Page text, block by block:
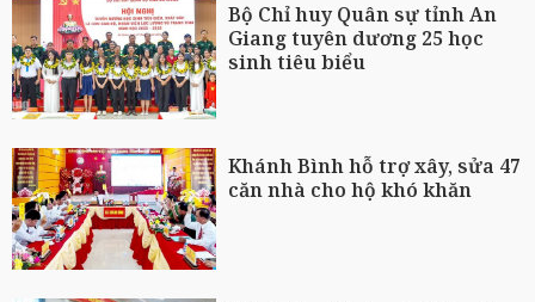
Bộ Chỉ huy Quân sự tỉnh An
Giang tuyên dương 25 học
sinh tiêu biểu
Khánh Bình hỗ trợ xây, sửa 47
căn nhà cho hộ khó khăn